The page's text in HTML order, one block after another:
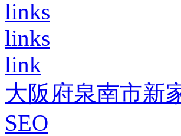
links
links
link
大阪府泉南市新
SEO